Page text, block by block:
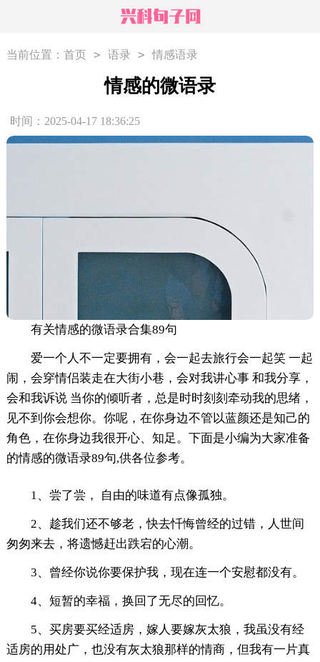
当前位置： 首页 > 语录 > 情感语录
情感的微语录
时间：2025-04-17 18:36:25
有关情感的微语录合集89句
爱一个人不一定要拥有，会一起去旅行会一起笑 一起
闹，会穿情侣装走在大街小巷，会对我讲心事 和我分享，
会和我诉说 当你的倾听者，总是时时刻刻牵动我的思绪，
见不到你会想你。你呢，在你身边不管以蓝颜还是知己的
角色，在你身边我很开心、知足。下面是小编为大家准备
的情感的微语录89句,供各位参考。
1、尝了尝， 自由的味道有点像孤独。
2、趁我们还不够老，快去忏悔曾经的过错，人世间
匆匆来去，将遗憾赶出跌宕的心潮。
3、曾经你说你要保护我，现在连一个安慰都没有。
4、短暂的幸福，换回了无尽的回忆。
5、买房要买经适房，嫁人要嫁灰太狼，我虽没有经
适房的用处广，也没有灰太狼那样的情商，但我有一片真